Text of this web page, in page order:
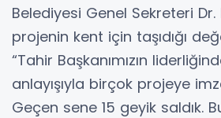
Belediyesi Genel Sekreteri Dr.
projenin kent için taşıdığı
“Tahir Başkanımızın
anlayışıyla birçok projeye
Geçen sene 15 geyik saldık.